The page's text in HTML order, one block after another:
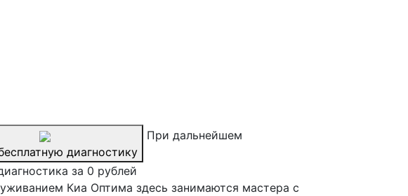
диагностику
При дальнейшем
за 0 рублей
Киа Оптима здесь занимаются мастера с